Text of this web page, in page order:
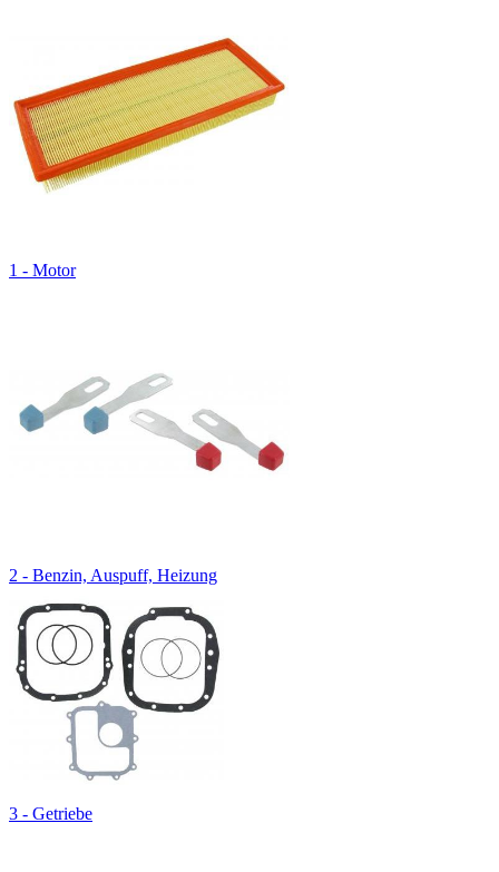
1 - Motor
2 - Benzin, Auspuff, Heizung
3 - Getriebe